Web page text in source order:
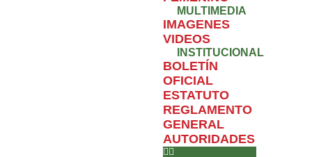
MULTIMEDIA
IMAGENES
VIDEOS
INSTITUCIONAL
BOLETÍN
OFICIAL
ESTATUTO
REGLAMENTO
GENERAL
AUTORIDADES